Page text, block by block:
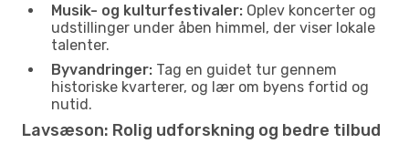
Musik- og kulturfestivaler: Oplev koncerter og
udstillinger under åben himmel, der viser lokale
talenter.
Byvandringer: Tag en guidet tur gennem
historiske kvarterer, og lær om byens fortid og
nutid.
Lavsæson: Rolig udforskning og bedre tilbud